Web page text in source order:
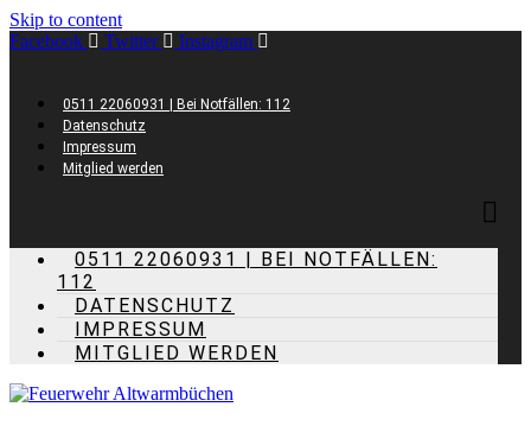
Skip to content
Facebook
Twitter Instagram
0511 22060931 | Bei Notfällen: 112
Datenschutz
Impressum
Mitglied werden
0511 22060931 | BEI NOTFÄLLEN:
112
DATENSCHUTZ
IMPRESSUM
MITGLIED WERDEN